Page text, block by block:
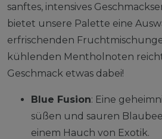
sanftes, intensives
bietet unsere Palette eine
erfrischenden
kühlenden Mentholnoten
Geschmack etwas dabei!
Blue Fusion: Eine
süßen und sauren
einem Hauch von Exotik.